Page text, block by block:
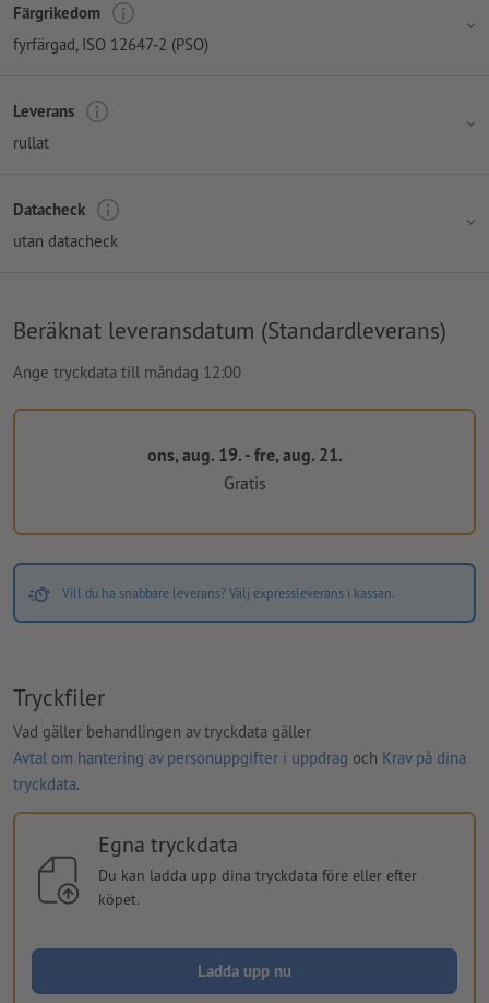
Färgrikedom
fyrfärgad, ISO 12647-2 (PSO)
Leverans
rullat
Datacheck
utan datacheck
Beräknat leveransdatum (Standardleverans)
Ange tryckdata till måndag 12:00
ons, aug. 19. - fre, aug. 21.
Gratis
Vill du ha snabbare leverans? Välj expressleverans i kassan.
Tryckfiler
Vad gäller behandlingen av tryckdata gäller
Avtal om hantering av personuppgifter i uppdrag och Krav på dina
tryckdata.
Egna tryckdata
Du kan ladda upp dina tryckdata före eller efter
köpet.
Ladda upp nu